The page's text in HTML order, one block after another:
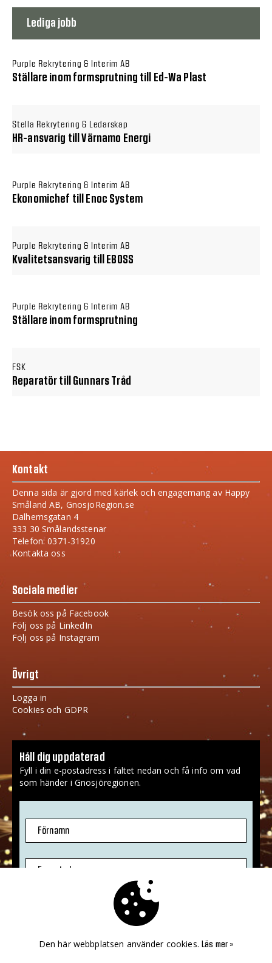
Lediga jobb
Purple Rekrytering & Interim AB
Ställare inom formsprutning till Ed-Wa Plast
Stella Rekrytering & Ledarskap
HR-ansvarig till Värnamo Energi
Purple Rekrytering & Interim AB
Ekonomichef till Enoc System
Purple Rekrytering & Interim AB
Kvalitetsansvarig till EBOSS
Purple Rekrytering & Interim AB
Ställare inom formsprutning
FSK
Reparatör till Gunnars Tråd
Kontakt
Denna sida är gjord med kärlek och engagemang av Happy
Småland AB, GnosjoRegion.se
Dalhemsgatan 4
333 30 Smålandsstenar
Telefon: 0371-31920
Kontakta oss
Sociala medier
Besök oss på Facebook
Följ oss på LinkedIn
Följ oss på Instagram
Övrigt
Logga in
Cookies och GDPR
Håll dig uppdaterad
Fyll i din e-postadress i fältet nedan och få info om vad
som händer i Gnosjöregionen.
Förnamn
E-postadress
Jag godkänner att mina uppgifter sparas.
PRENUMERERA!
Den här webbplatsen använder cookies.Läs mer »